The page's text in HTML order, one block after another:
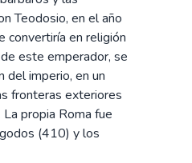
Teodosio, en el año
convertiría en religión
este emperador, se
del imperio, en un
fronteras exteriores
propia Roma fue
(410) y los